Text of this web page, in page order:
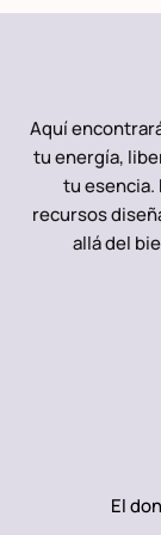
Aquí
tu energía,
tu esencia.
recursos
allá del
El